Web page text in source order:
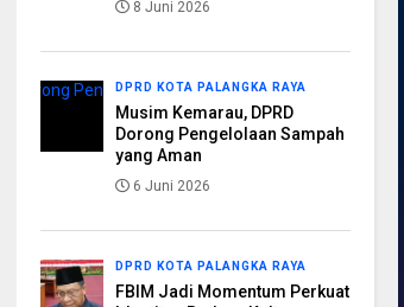
8 Juni 2026
DPRD KOTA PALANGKA RAYA
Musim Kemarau, DPRD
Dorong Pengelolaan Sampah
yang Aman
6 Juni 2026
DPRD KOTA PALANGKA RAYA
FBIM Jadi Momentum Perkuat